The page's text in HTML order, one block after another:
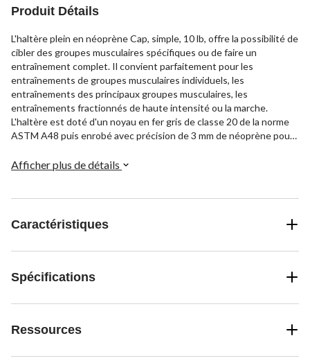
Produit Détails
L'haltère plein en néoprène Cap, simple, 10 lb, offre la possibilité de
cibler des groupes musculaires spécifiques ou de faire un
entraînement complet. Il convient parfaitement pour les
entraînements de groupes musculaires individuels, les
entraînements des principaux groupes musculaires, les
entraînements fractionnés de haute intensité ou la marche.
L'haltère est doté d'un noyau en fer gris de classe 20 de la norme
ASTM A48 puis enrobé avec précision de 3 mm de néoprène pour
l'haltère (à chaque extrémité), il est facile à empiler et à utiliser
Afficher plus de détails
Caractéristiques
Spécifications
Ressources